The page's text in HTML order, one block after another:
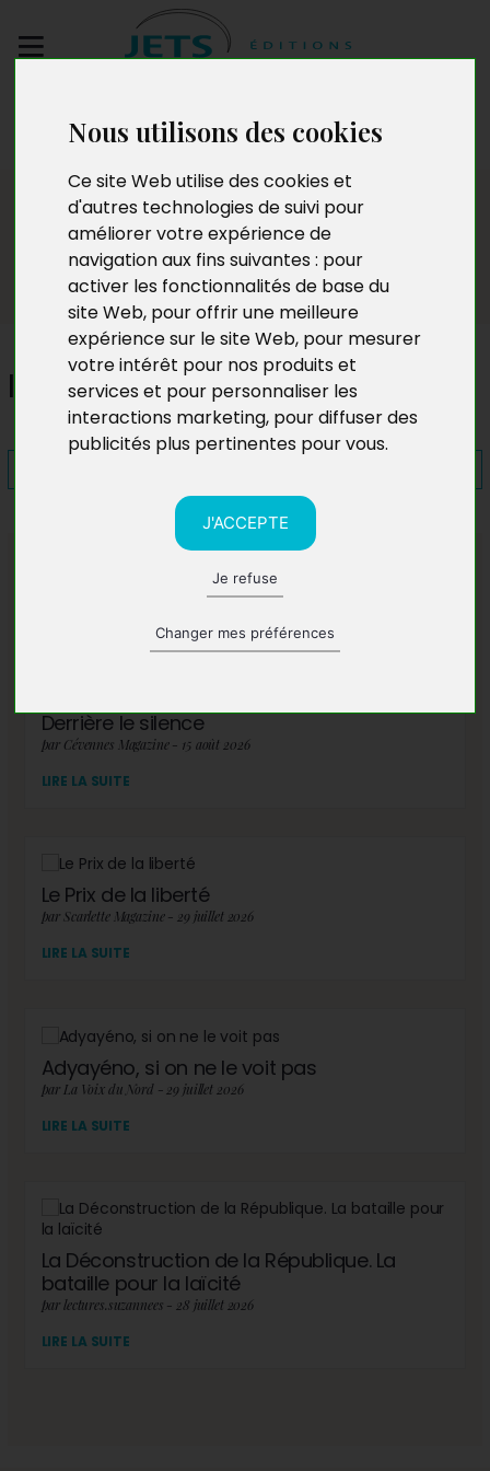
Nous utilisons des cookies
Ce site Web utilise des cookies et
d'autres technologies de suivi pour
améliorer votre expérience de
navigation aux fins suivantes : pour
activer les fonctionnalités de base du
site Web, pour offrir une meilleure
expérience sur le site Web, pour mesurer
votre intérêt pour nos produits et
services et pour personnaliser les
interactions marketing, pour diffuser des
publicités plus pertinentes pour vous.
J'ACCEPTE
Je refuse
Changer mes préférences
manuscrit
Presse
Iceberg
A lire également
Derrière le silence
par Cévennes Magazine - 15 août 2026
LIRE LA SUITE
Le Prix de la liberté
par Scarlette Magazine - 29 juillet 2026
LIRE LA SUITE
Adyayéno, si on ne le voit pas
par La Voix du Nord - 29 juillet 2026
LIRE LA SUITE
La Déconstruction de la République. La
bataille pour la laïcité
par lectures.suzannees - 28 juillet 2026
LIRE LA SUITE